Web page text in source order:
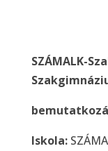
SZÁMALK-
Iskola: